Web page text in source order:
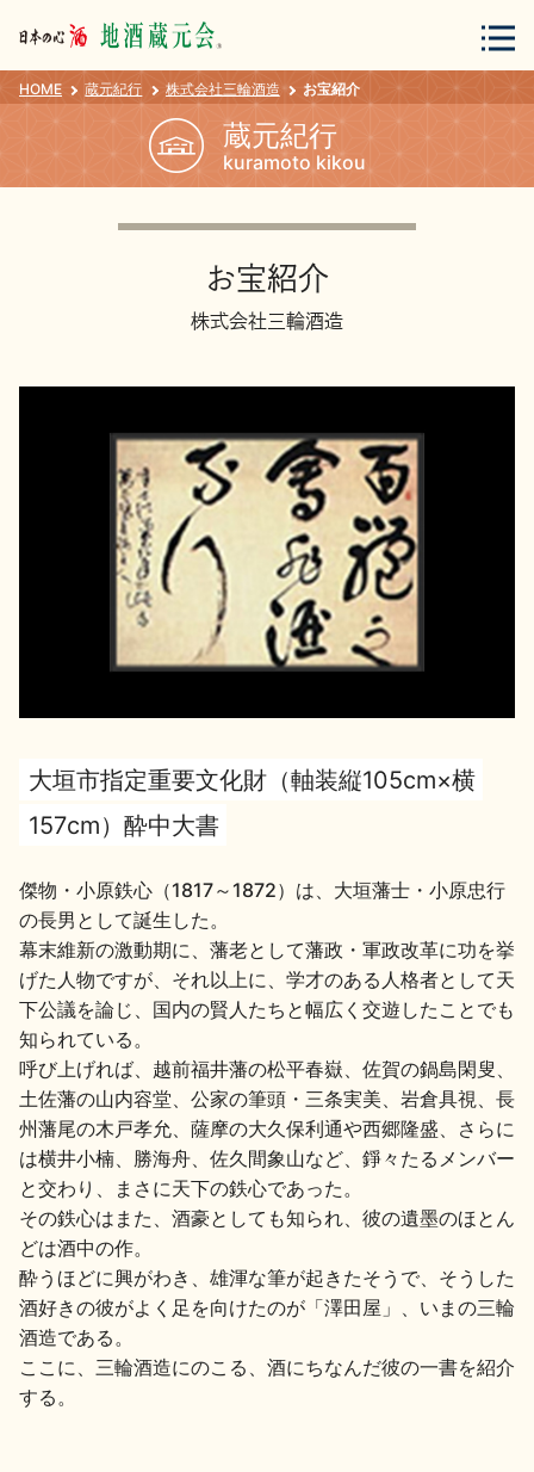
会員登録 ログイン
地酒解体新書
お楽しみコンテンツ
歳時記
地酒川柳 地酒小説
日本酒の楽しみ方特集
HOME 蔵元紀行 株式会社三輪酒造 お宝紹介
蔵元紀行
kuramoto kikou
お宝紹介
株式会社三輪酒造
大垣市指定重要文化財（軸装縦105cm×横
157cm）酔中大書
傑物・小原鉄心（1817～1872）は、大垣藩士・小原忠行
の長男として誕生した。
幕末維新の激動期に、藩老として藩政・軍政改革に功を挙
げた人物ですが、それ以上に、学才のある人格者として天
下公議を論じ、国内の賢人たちと幅広く交遊したことでも
知られている。
呼び上げれば、越前福井藩の松平春嶽、佐賀の鍋島閑叟、
土佐藩の山内容堂、公家の筆頭・三条実美、岩倉具視、長
州藩尾の木戸孝允、薩摩の大久保利通や西郷隆盛、さらに
は横井小楠、勝海舟、佐久間象山など、錚々たるメンバー
と交わり、まさに天下の鉄心であった。
その鉄心はまた、酒豪としても知られ、彼の遺墨のほとん
どは酒中の作。
酔うほどに興がわき、雄渾な筆が起きたそうで、そうした
酒好きの彼がよく足を向けたのが「澤田屋」、いまの三輪
酒造である。
ここに、三輪酒造にのこる、酒にちなんだ彼の一書を紹介
する。